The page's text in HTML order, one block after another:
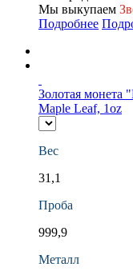
Мы выкупаем
Подробнее
Золотая монета
Maple Leaf, 1oz
Вес
31,1
Проба
999,9
Металл